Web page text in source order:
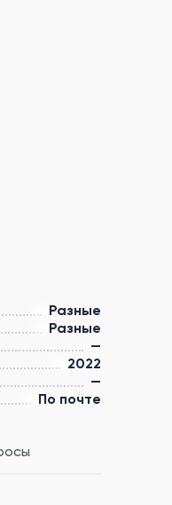
Разные
Разные
—
2022
—
По почте